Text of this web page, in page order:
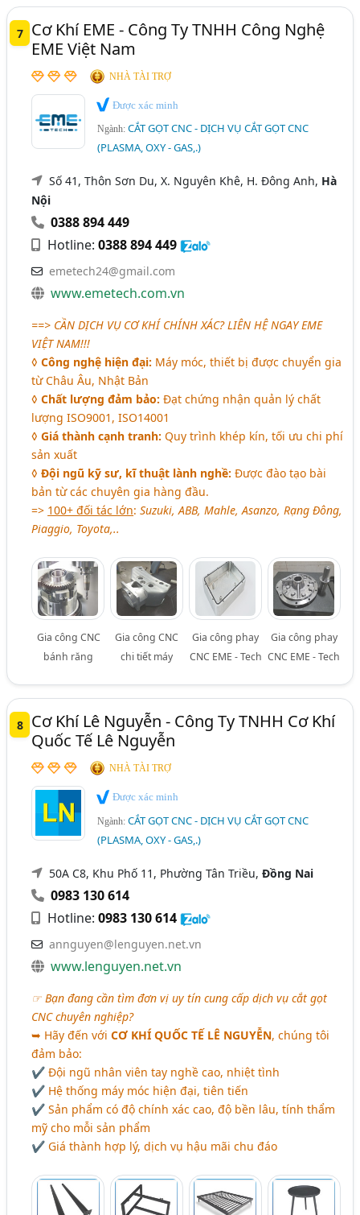
7
Cơ Khí EME - Công Ty TNHH Công Nghệ
EME Việt Nam
NHÀ TÀI TRỢ
Được xác minh
Ngành:CẮT GỌT CNC - DỊCH VỤ CẮT GỌT CNC
(PLASMA, OXY - GAS,.)
Số 41, Thôn Sơn Du, X. Nguyên Khê, H. Đông Anh, Hà
Nội
0388 894 449
Hotline:0388 894 449
emetech24@gmail.com
www.emetech.com.vn
==> CẦN DỊCH VỤ CƠ KHÍ CHÍNH XÁC? LIÊN HỆ NGAY EME
VIỆT NAM!!!
◊Công nghệ hiện đại: Máy móc, thiết bị được chuyển gia
từ Châu Âu, Nhật Bản
◊Chất lượng đảm bảo: Đạt chứng nhận quản lý chất
lượng ISO9001, ISO14001
◊Giá thành cạnh tranh: Quy trình khép kín, tối ưu chi phí
sản xuất
◊Đội ngũ kỹ sư, kĩ thuật lành nghề: Được đào tạo bài
bản từ các chuyên gia hàng đầu.
=> 100+ đối tác lớn:Suzuki, ABB, Mahle, Asanzo, Rạng Đông,
Piaggio, Toyota,..
Gia công CNC
bánh răng
Gia công CNC
chi tiết máy
Gia công phay
CNC EME - Tech
Gia công phay
CNC EME - Tech
8
Cơ Khí Lê Nguyễn - Công Ty TNHH Cơ Khí
Quốc Tế Lê Nguyễn
NHÀ TÀI TRỢ
Được xác minh
Ngành:CẮT GỌT CNC - DỊCH VỤ CẮT GỌT CNC
(PLASMA, OXY - GAS,.)
50A C8, Khu Phố 11, Phường Tân Triều,Đồng Nai
0983 130 614
Hotline:0983 130 614
annguyen@lenguyen.net.vn
www.lenguyen.net.vn
☞ Bạn đang cần tìm đơn vị uy tín cung cấp dịch vụ cắt gọt
CNC chuyên nghiệp?
➥ Hãy đến vớiCƠ KHÍ QUỐC TẾ LÊ NGUYỄN, chúng tôi
đảm bảo:
✔ Đội ngũ nhân viên tay nghề cao, nhiệt tình
✔ Hệ thống máy móc hiện đại, tiên tiến
✔ Sản phẩm có độ chính xác cao, độ bền lâu, tính thẩm
mỹ cho mỗi sản phẩm
✔ Giá thành hợp lý, dịch vụ hậu mãi chu đáo